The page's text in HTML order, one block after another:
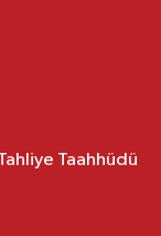
Taahhüdü